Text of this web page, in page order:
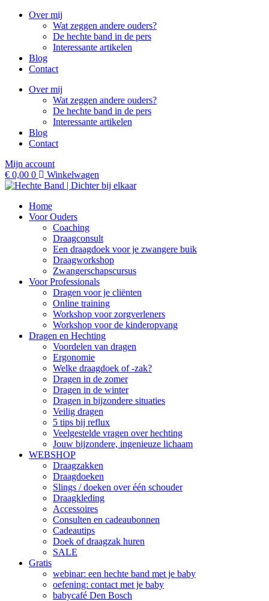
Over mij
Wat zeggen andere ouders?
De hechte band in de pers
Interessante artikelen
Blog
Contact
Over mij
Wat zeggen andere ouders?
De hechte band in de pers
Interessante artikelen
Blog
Contact
Mijn account
€ 0,00 0 Winkelwagen
Home
Voor Ouders
Coaching
Draagconsult
Een draagdoek voor je zwangere buik
Draagworkshop
Zwangerschapscursus
Voor Professionals
Dragen voor je cliënten
Online training
Workshop voor zorgverleners
Workshop voor de kinderopvang
Dragen en Hechting
Voordelen van dragen
Ergonomie
Welke draagdoek of -zak?
Dragen in de zomer
Dragen in de winter
Dragen in bijzondere situaties
Veilig dragen
5 tips bij reflux
Veelgestelde vragen over hechting
Jouw bijzondere, ingenieuze lichaam
WEBSHOP
Draagzakken
Draagdoeken
Slings / doeken over één schouder
Draagkleding
Accessoires
Consulten en cadeaubonnen
Cadeautips
Doek of draagzak huren
SALE
Gratis
webinar: een hechte band met je baby
oefening: contact met je baby
babycafé Den Bosch